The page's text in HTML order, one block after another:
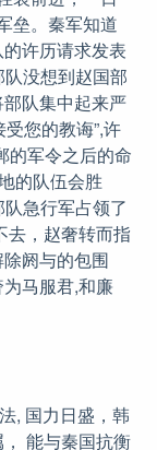
垒。秦军知道
许历请求发表
没想到赵国部
队集中起来严
您的教诲”,许
的军令之后的命
的队伍会胜
急行军占领了
去，赵奢转而指
阏与的包围
马服君,和廉
, 国力日盛，韩
能与秦国抗衡